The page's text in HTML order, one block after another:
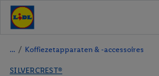
/ Koffiezetapparaten & -accessoires
SILVERCREST®